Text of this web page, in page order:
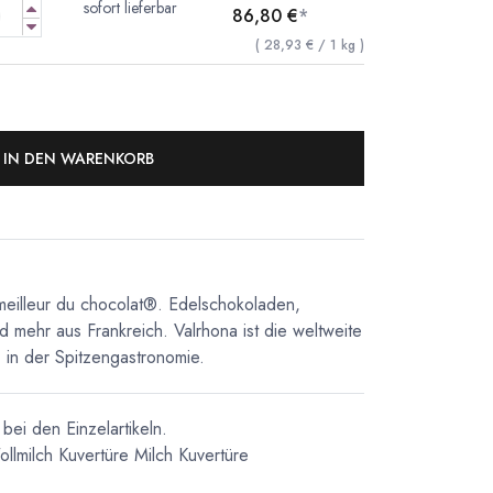
sofort lieferbar 86,80 €*
( 28,93 € / 1 kg )
IN DEN WARENKORB
du chocolat®. Edelschokoladen,
mehr aus Frankreich. Valrhona ist die weltweite
der Spitzengastronomie.
den Einzelartikeln.
Kuvertüre Milch Kuvertüre